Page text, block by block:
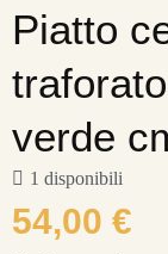
Piatto
verde
1 disponibili
54,00 €